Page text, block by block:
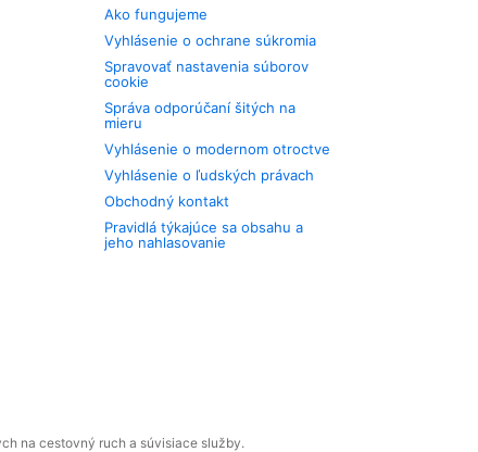
Ako fungujeme
Vyhlásenie o ochrane súkromia
Spravovať nastavenia súborov
cookie
Správa odporúčaní šitých na
mieru
Vyhlásenie o modernom otroctve
Vyhlásenie o ľudských právach
Obchodný kontakt
Pravidlá týkajúce sa obsahu a
jeho nahlasovanie
na cestovný ruch a súvisiace služby.